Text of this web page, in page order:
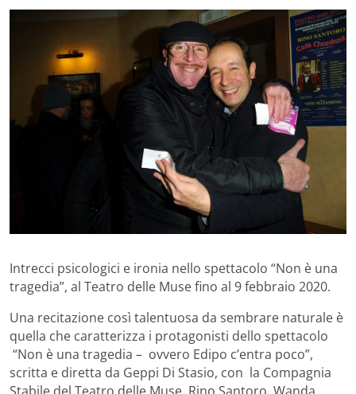
Intrecci psicologici e ironia nello spettacolo “Non è una
tragedia”, al Teatro delle Muse fino al 9 febbraio 2020.
Una recitazione così talentuosa da sembrare naturale è
quella che caratterizza i protagonisti dello spettacolo
“Non è una tragedia – ovvero Edipo c’entra poco”,
scritta e diretta da Geppi Di Stasio, con la Compagnia
Stabile del Teatro delle Muse, Rino Santoro, Wanda